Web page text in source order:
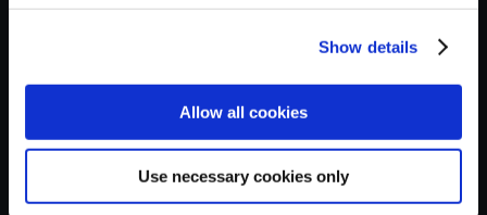
Show details
Allow all cookies
Use necessary cookies only
トファイター...
【単曲】ストリー
トファイター...
トファイター...